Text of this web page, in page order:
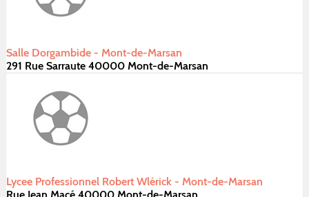
Salle Dorgambide - Mont-de-Marsan
291 Rue Sarraute 40000 Mont-de-Marsan
Lycee Professionnel Robert Wlérick - Mont-de-Marsan